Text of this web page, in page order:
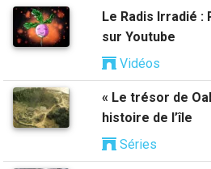
Le Radis Irradié
sur Youtube
Vidéos
« Le trésor de
histoire de l’île
Séries